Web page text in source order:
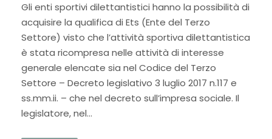
Gli enti sportivi dilettantistici hanno la possibilità di
acquisire la qualifica di Ets (Ente del Terzo
Settore) visto che l’attività sportiva dilettantistica
è stata ricompresa nelle attività di interesse
generale elencate sia nel Codice del Terzo
Settore – Decreto legislativo 3 luglio 2017 n.117 e
ss.mm.ii. – che nel decreto sull’impresa sociale. Il
legislatore, nel...